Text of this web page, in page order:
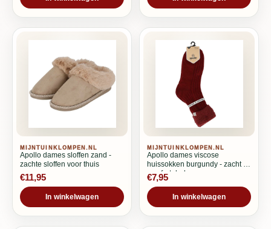
MIJNTUINKLOMPEN.NL
Apollo dames sloffen zand -
zachte sloffen voor thuis
€11,95
In winkelwagen
MIJNTUINKLOMPEN.NL
Apollo dames viscose
huissokken burgundy - zacht &
comfortabel
€7,95
In winkelwagen